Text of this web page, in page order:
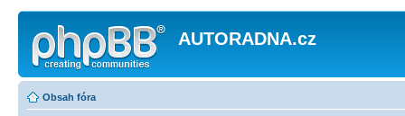
AUTORADNA.cz
Obsah fóra